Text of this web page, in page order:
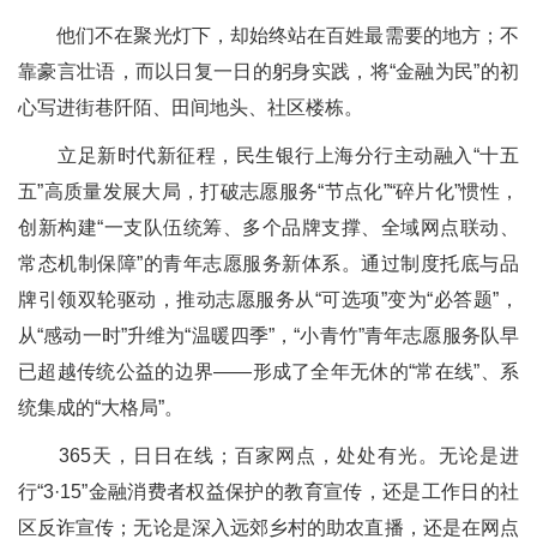
他们不在聚光灯下，却始终站在百姓最需要的地方；不
靠豪言壮语，而以日复一日的躬身实践，将“金融为民”的初
心写进街巷阡陌、田间地头、社区楼栋。
立足新时代新征程，民生银行上海分行主动融入“十五
五”高质量发展大局，打破志愿服务“节点化”“碎片化”惯性，
创新构建“一支队伍统筹、多个品牌支撑、全域网点联动、
常态机制保障”的青年志愿服务新体系。通过制度托底与品
牌引领双轮驱动，推动志愿服务从“可选项”变为“必答题”，
从“感动一时”升维为“温暖四季”，“小青竹”青年志愿服务队早
已超越传统公益的边界——形成了全年无休的“常在线”、系
统集成的“大格局”。
365天，日日在线；百家网点，处处有光。无论是进
行“3·15”金融消费者权益保护的教育宣传，还是工作日的社
区反诈宣传；无论是深入远郊乡村的助农直播，还是在网点